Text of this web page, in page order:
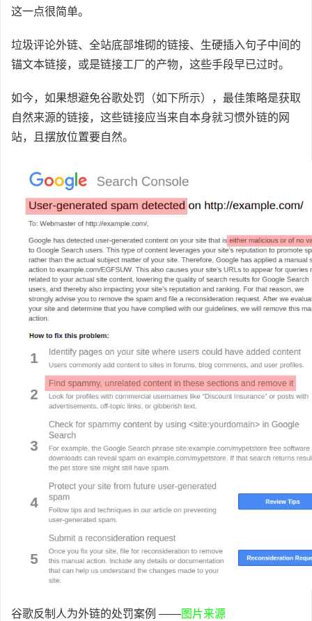
这一点很简单。
垃圾评论外链、全站底部堆砌的链接、生硬插入句子中间的
锚文本链接，或是链接工厂的产物，这些手段早已过时。
如今，如果想避免谷歌处罚（如下所示），最佳策略是获取
自然来源的链接，这些链接应当来自本身就习惯外链的网
站，且摆放位置要自然。
谷歌反制人为外链的处罚案例 ——图片来源